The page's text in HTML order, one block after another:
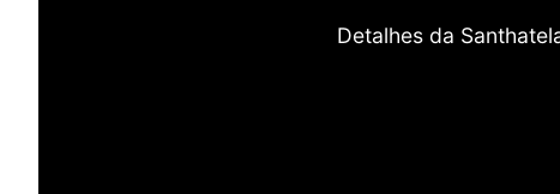
Detalhes da